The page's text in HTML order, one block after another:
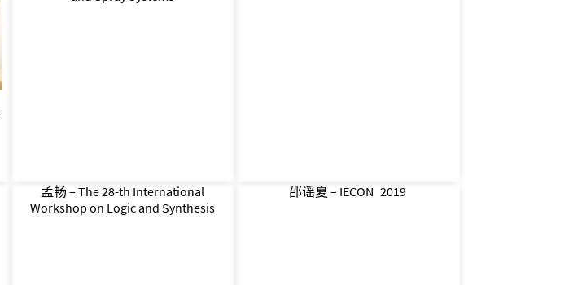
孟畅 – The 28-th International
Workshop on Logic and Synthesis
邵谣夏 – IECON 2019